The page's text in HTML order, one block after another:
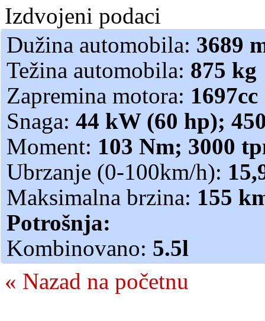
Izdvojeni podaci
Dužina automobila: 3689
Težina automobila: 875 kg
Zapremina motora: 1697cc
Snaga: 44 kW (60 hp);
Moment: 103 Nm; 3000
Ubrzanje (0-100km/h):
Maksimalna brzina: 155
Potrošnja:
Kombinovano: 5.5l
« Nazad na početnu